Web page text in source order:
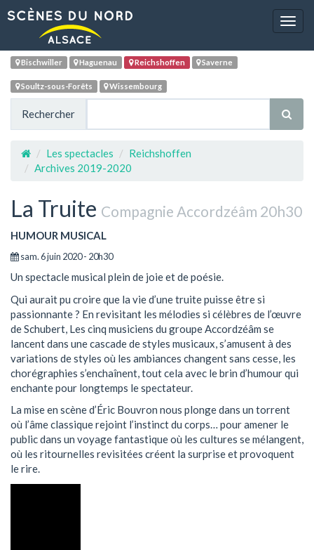
Bischwiller Haguenau Reichshoffen Saverne
Soultz-sous-Forêts Wissembourg
Rechercher
Les spectacles
Reichshoffen
Archives 2019-2020
La Truite Compagnie Accordzéâm 20h30
HUMOUR MUSICAL
sam. 6 juin 2020 - 20h30
Un spectacle musical plein de joie et de poésie.
Qui aurait pu croire que la vie d’une truite puisse être si
passionnante ? En revisitant les mélodies si célèbres de l’œuvre
de Schubert, Les cinq musiciens du groupe Accordzéâm se
lancent dans une cascade de styles musicaux, s’amusent à des
variations de styles où les ambiances changent sans cesse, les
chorégraphies s’enchaînent, tout cela avec le brin d’humour qui
enchante pour longtemps le spectateur.
La mise en scène d’Éric Bouvron nous plonge dans un torrent
où l’âme classique rejoint l’instinct du corps… pour amener le
public dans un voyage fantastique où les cultures se mélangent,
où les ritournelles revisitées créent la surprise et provoquent
le rire.